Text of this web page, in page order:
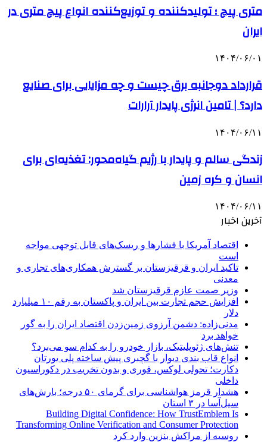
متری پیچ ؛ تولیدکننده و توزیع‌کننده انواع پیچ متری در
ایران
۱۴۰۴/۰۶/۰۱
قرارداد دوجانبه برق چیست و چه مزایایی برای صنایع
دارد؟ | تامین انرژی پایدار آرارات
۱۴۰۴/۰۶/۱۱
زندگی سالم و پایدار با رژیم گیاه‌محور: تغذیه‌ای برای
انسان و کره زمین
۱۴۰۴/۰۶/۱۱
آخرین اخبار
اقتصاد آمریکا با فشارها و ریسک‌های قابل توجهی مواجه
است
تاکید ایران و قرقیزستان بر گسترش همکاری‌های تجاری و
معدنی
وزیر صمت عازم قرقیزستان شد
افزایش حجم تجارت بین ایران و پاکستان به رقم ۱۰ میلیارد
دلار
مدنی‌زاده: دشمن آرزوی زمین‌زدن اقتصاد ایران را به گور
خواهد برد
تنش‌های ژئوپلیتیک، بازار خودرو را به کدام سو می‌برد؟
انواع قاب بندی دیوار با گچبری پیش ساخته پلی یورتان
دکارت؛ تحولی لوکس، فوری و بدون تخریب در دکوراسیون
داخلی
هشدار قرمز هواشناسی برای گرمای ۵۰ درجه؛ بارش‌های
سیل‌آسا در ۳ استان
Building Digital Confidence: How TrustEmblem Is
Transforming Online Verification and Consumer Protection
روسیه از مراکش بنزین وارد کرد